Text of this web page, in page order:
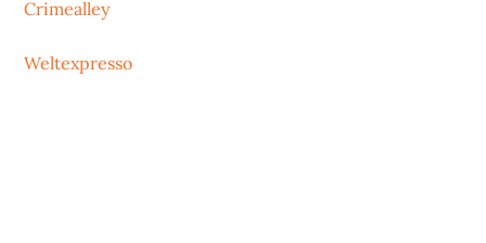
Crimealley
Weltexpresso